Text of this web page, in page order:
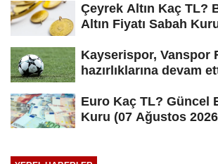
Çeyrek Altın Kaç TL?
Altın Fiyatı Sabah
Kayserispor, Vanspor
hazırlıklarına devam
Euro Kaç TL? Güncel
Kuru (07 Ağustos